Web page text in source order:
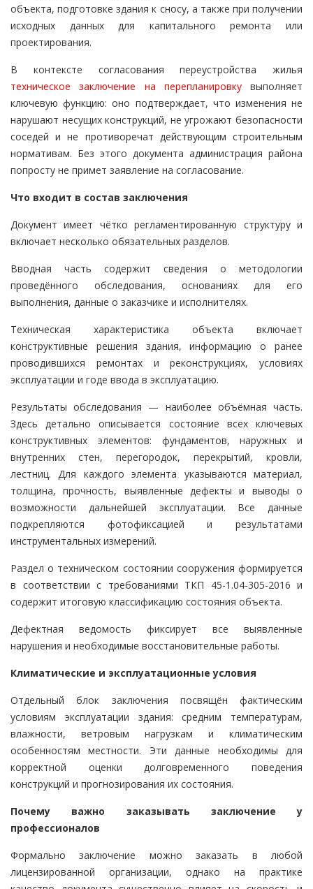
объекта, подготовке здания к сносу, а также при получении
исходных данных для капитального ремонта или
проектирования.
В контексте согласования переустройства жилья
техническое заключение на перепланировкувыполняет
ключевую функцию: оно подтверждает, что изменения не
нарушают несущих конструкций, не угрожают безопасности
соседей и не противоречат действующим строительным
нормативам. Без этого документа администрация района
попросту не примет заявление на согласование.
Что входит в состав заключения
Документ имеет чётко регламентированную структуру и
включает несколько обязательных разделов.
Вводная часть содержит сведения о методологии
проведённого обследования, основаниях для его
выполнения, данные о заказчике и исполнителях.
Техническая характеристика объекта включает
конструктивные решения здания, информацию о ранее
проводившихся ремонтах и реконструкциях, условиях
эксплуатации и годе ввода в эксплуатацию.
Результаты обследования — наиболее объёмная часть.
Здесь детально описывается состояние всех ключевых
конструктивных элементов: фундаментов, наружных и
внутренних стен, перегородок, перекрытий, кровли,
лестниц. Для каждого элемента указываются материал,
толщина, прочность, выявленные дефекты и выводы о
возможности дальнейшей эксплуатации. Все данные
подкрепляются фотофиксацией и результатами
инструментальных измерений.
Раздел о техническом состоянии сооружения формируется
в соответствии с требованиями ТКП 45-1.04-305-2016 и
содержит итоговую классификацию состояния объекта.
Дефектная ведомость фиксирует все выявленные
нарушения и необходимые восстановительные работы.
Климатические и эксплуатационные условия
Отдельный блок заключения посвящён фактическим
условиям эксплуатации здания: средним температурам,
влажности, ветровым нагрузкам и климатическим
особенностям местности. Эти данные необходимы для
корректной оценки долговременного поведения
конструкций и прогнозирования их состояния.
Почему важно заказывать заключение у
профессионалов
Формально заключение можно заказать в любой
лицензированной организации, однако на практике